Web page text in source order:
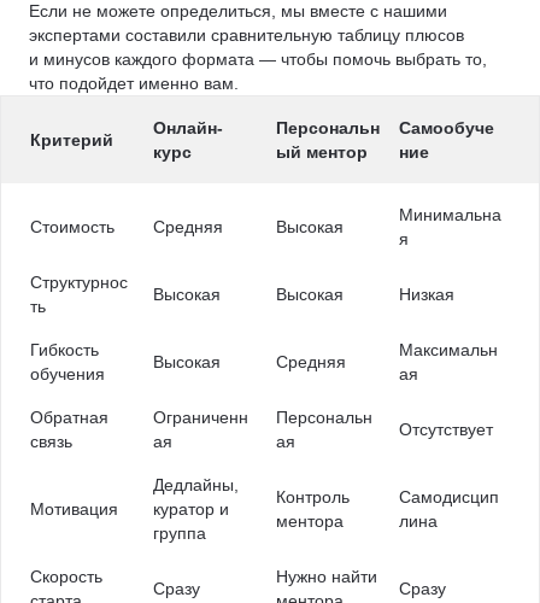
Если не можете определиться, мы вместе с нашими
экспертами составили сравнительную таблицу плюсов
и минусов каждого формата — чтобы помочь выбрать то,
что подойдет именно вам.
Критерий
Онлайн-
курс
Персональн
ый ментор
Самообуче
ние
Стоимость Средняя Высокая
Минимальна
я
Структурнос
ть
Высокая Высокая Низкая
Гибкость
обучения
Высокая Средняя
Максимальн
ая
Обратная
связь
Ограниченн
ая
Персональн
ая
Отсутствует
Мотивация
Дедлайны,
куратор и
группа
Контроль
ментора
Самодисцип
лина
Скорость
Сразу
Нужно найти
Сразу